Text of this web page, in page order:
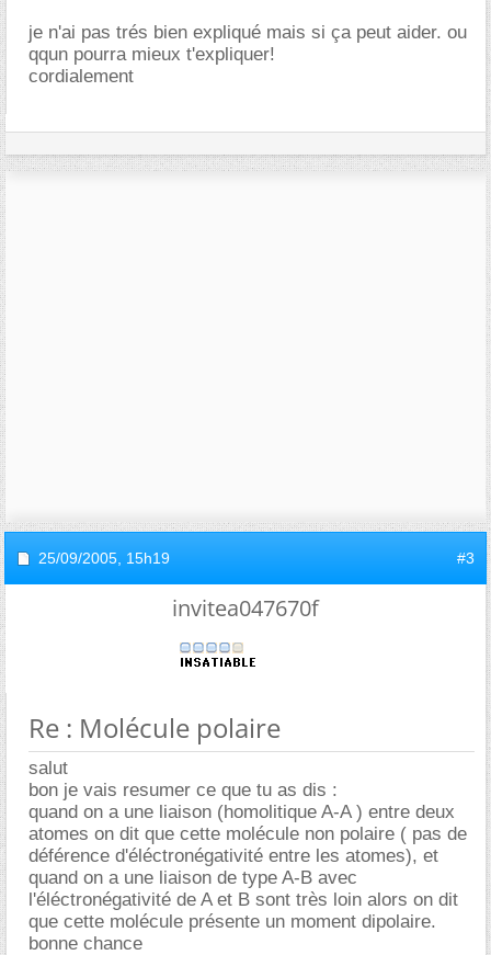
je n'ai pas trés bien expliqué mais si ça peut aider. ou
qqun pourra mieux t'expliquer!
cordialement
25/09/2005, 15h19 #3
invitea047670f
Re : Molécule polaire
salut
bon je vais resumer ce que tu as dis :
quand on a une liaison (homolitique A-A ) entre deux
atomes on dit que cette molécule non polaire ( pas de
déférence d'éléctronégativité entre les atomes), et
quand on a une liaison de type A-B avec
l'éléctronégativité de A et B sont très loin alors on dit
que cette molécule présente un moment dipolaire.
bonne chance